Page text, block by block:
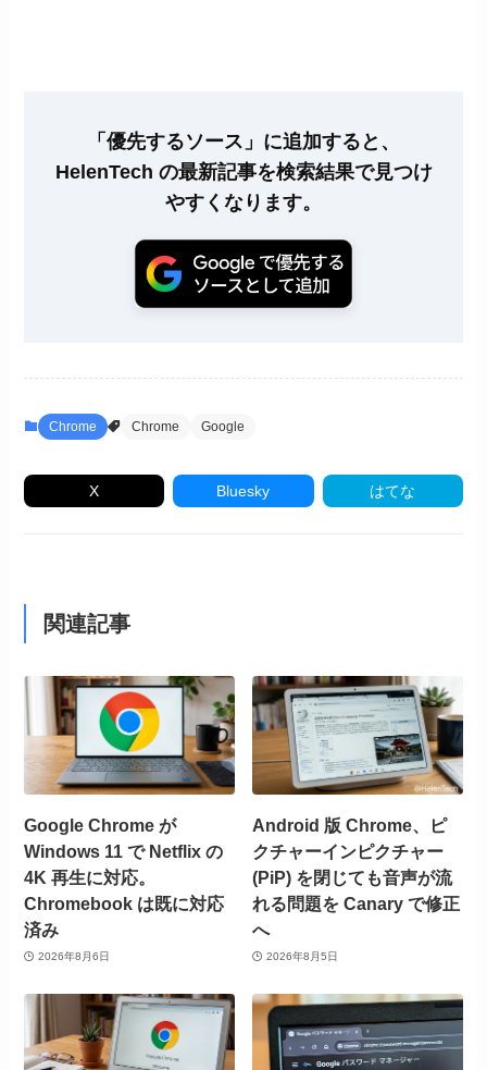
「優先するソース」に追加すると、
HelenTech の最新記事を検索結果で見つけ
やすくなります。
Chrome Chrome Google
X Bluesky はてな
関連記事
Google Chrome が
Windows 11 で Netflix の
4K 再生に対応。
Chromebook は既に対応
済み
2026年8月6日
Android 版 Chrome、ピ
クチャーインピクチャー
(PiP) を閉じても音声が流
れる問題を Canary で修正
へ
2026年8月5日